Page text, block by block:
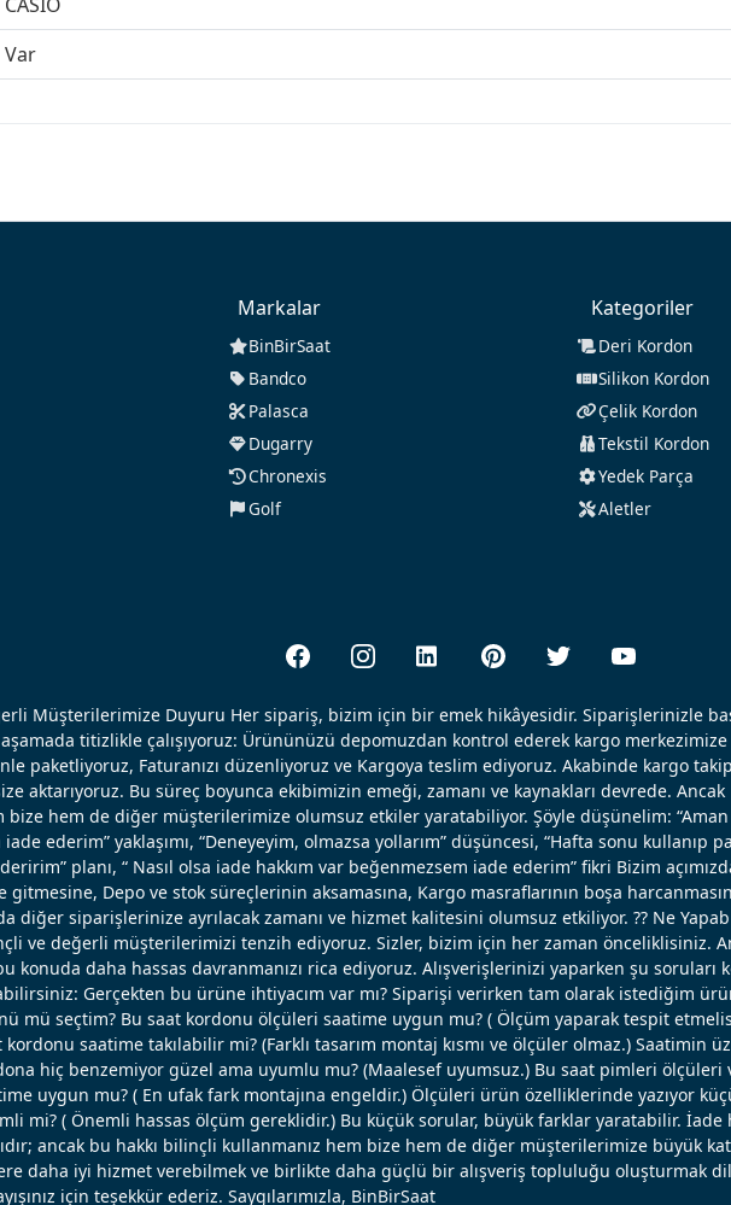
CASIO
Var
Markalar
BinBirSaat
Bandco
Palasca
Dugarry
Chronexis
Golf
Kategoriler
Deri Kordon
Silikon Kordon
Çelik Kordon
Tekstil Kordon
Yedek Parça
Aletler
Müşterilerimize Duyuru Her sipariş, bizim için bir emek hikâyesidir. Siparişlerinizle
titizlikle çalışıyoruz: Ürününüzü depomuzdan kontrol ederek kargo merkezimize
paketliyoruz, Faturanızı düzenliyoruz ve Kargoya teslim ediyoruz. Akabinde kargo
aktarıyoruz. Bu süreç boyunca ekibimizin emeği, zamanı ve kaynakları devrede.
bize hem de diğer müşterilerimize olumsuz etkiler yaratabiliyor. Şöyle düşünelim: “Aman
iade ederim” yaklaşımı, “Deneyeyim, olmazsa yollarım” düşüncesi, “Hafta sonu kullanıp
planı, “ Nasıl olsa iade hakkım var beğenmezsem iade ederim” fikri Bizim
gitmesine, Depo ve stok süreçlerinin aksamasına, Kargo masraflarının boşa
diğer siparişlerinize ayrılacak zamanı ve hizmet kalitesini olumsuz etkiliyor. ?? Ne
ve değerli müşterilerimizi tenzih ediyoruz. Sizler, bizim için her zaman önceliklisiniz.
konuda daha hassas davranmanızı rica ediyoruz. Alışverişlerinizi yaparken şu soruları
Gerçekten bu ürüne ihtiyacım var mı? Siparişi verirken tam olarak istediğim
mü seçtim? Bu saat kordonu ölçüleri saatime uygun mu? ( Ölçüm yaparak tespit
kordonu saatime takılabilir mi? (Farklı tasarım montaj kısmı ve ölçüler olmaz.) Saatimin
hiç benzemiyor güzel ama uyumlu mu? (Maalesef uyumsuz.) Bu saat pimleri ölçüleri
uygun mu? ( En ufak fark montajına engeldir.) Ölçüleri ürün özelliklerinde yazıyor
mi? ( Önemli hassas ölçüm gereklidir.) Bu küçük sorular, büyük farklar yaratabilir. İade
ancak bu hakkı bilinçli kullanmanız hem bize hem de diğer müşterilerimize büyük
daha iyi hizmet verebilmek ve birlikte daha güçlü bir alışveriş topluluğu oluşturmak
için teşekkür ederiz. Saygılarımızla, BinBirSaat